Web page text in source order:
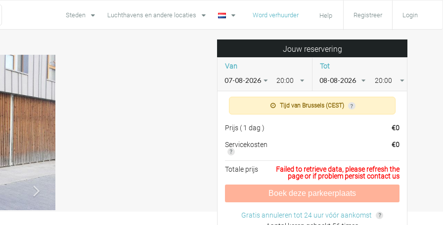
Word verhuurder Help Registreer Login
Steden Luchthavens en andere locaties
Jouw reservering
Van
20:00
Tot
20:00
Tijd van Brussels (CEST)
Prijs (1 dag ) €0
Servicekosten €0
Totale prijs
Failed to retrieve data, please refresh the
page or if problem persist contact us
Boek deze parkeerplaats
Gratis annuleren tot 24 uur vóór aankomst